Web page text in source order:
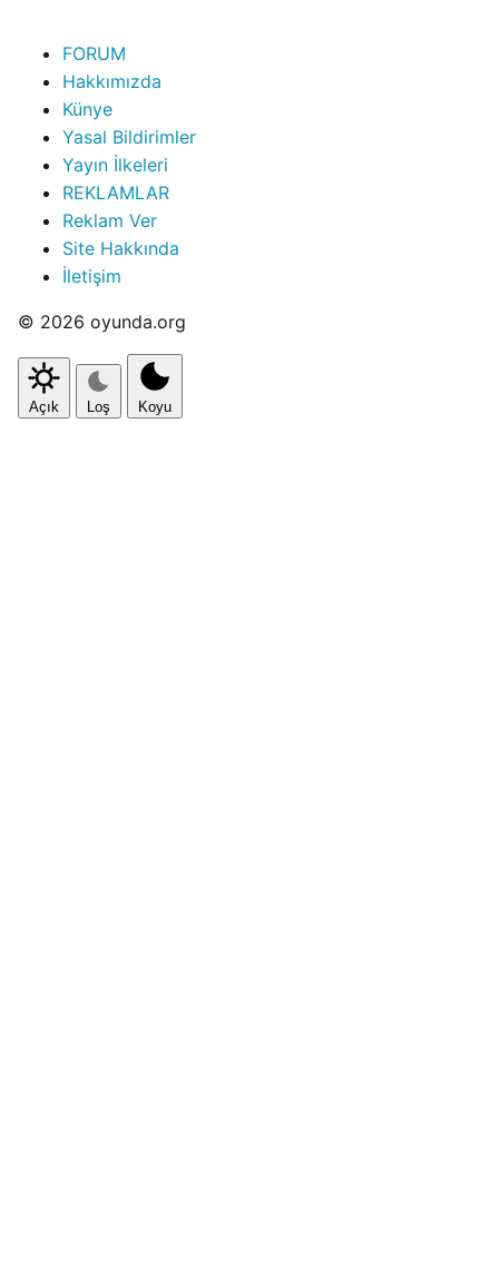
FORUM
Hakkımızda
Künye
Yasal Bildirimler
Yayın İlkeleri
REKLAMLAR
Reklam Ver
Site Hakkında
İletişim
© 2026 oyunda.org
Açık Loş Koyu